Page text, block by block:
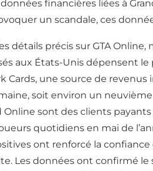
financières liées à
un scandale, ces
détails précis sur GTA
aux États-Unis dépensent
Cards, une source de
soit environ un
sont des clients
quotidiens en mai de
ont renforcé la
Les données ont confirmé